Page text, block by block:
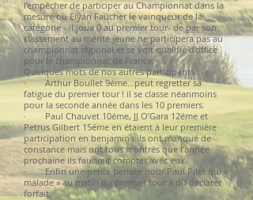
l’empêcher de participer au Championnat dans la
mesure où Elyan Faucher le vainqueur de la
catégorie - il joua 0 au premier tour- de par son
classement au mérite jeune ne participera pas au
championnat régional et se voit qualifié d’office
pour le championnat de France.
Quelques mots de nos autres participants :
· Arthur Boullet 9éme…peut regretter sa
fatigue du premier tour ! il se classe néanmoins
pour la seconde année dans les 10 premiers.
· Paul Chauvet 10éme, JJ O’Gara 12éme et
Petrus Gilbert 15éme en étaient à leur première
participation en benjamin ; ils ont manqué de
constance mais ont tous montrés que l’année
prochaine ils faudrait compter avec eux.
· Enfin une petite pensée pour Paul Pilet qui «
malade » au matin du premier tour a dû déclarer
forfait.